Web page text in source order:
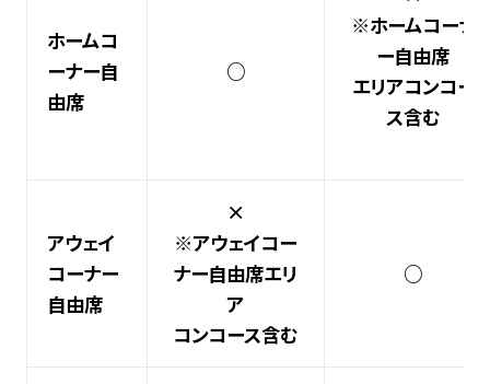
ホームコ
ーナー自
由席
○
※ホームコーナ
ー自由席
エリアコンコー
ス含む
アウェイ
コーナー
自由席
×
※アウェイコー
ナー自由席エリ
ア
コンコース含む
○